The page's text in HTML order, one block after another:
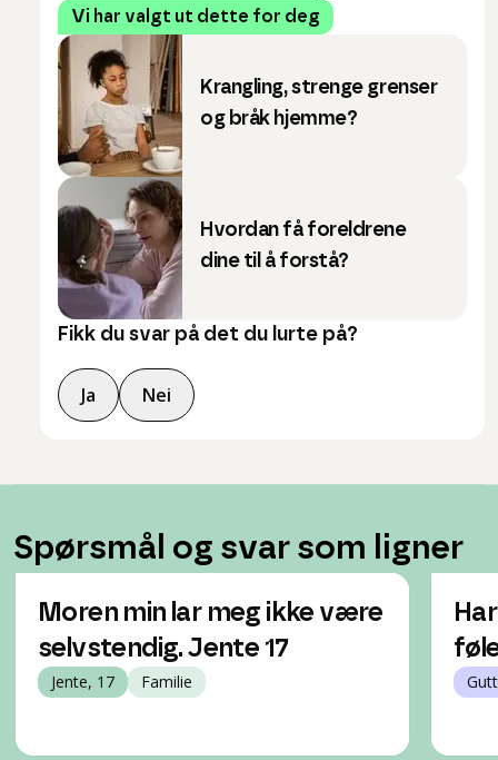
Vi har valgt ut dette for deg
Krangling, strenge grenser
og bråk hjemme?
Hvordan få foreldrene
dine til å forstå?
Fikk du svar på det du lurte på?
Ja Nei
Spørsmål og svar som ligner
Moren min lar meg ikke være
selvstendig. Jente 17
Jente, 17 Familie